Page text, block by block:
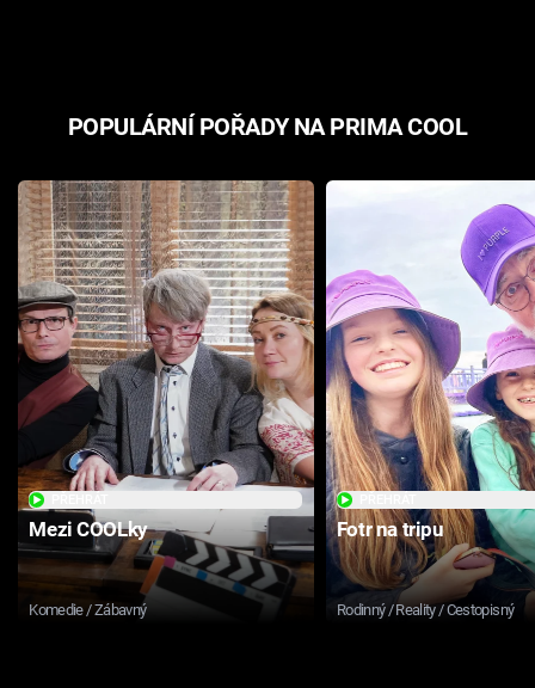
POPULÁRNÍ POŘADY NA PRIMA COOL
Mezi COOLky
Komedie / Zábavný
Fotr na tripu
Rodinný / Reality / Cestopisný